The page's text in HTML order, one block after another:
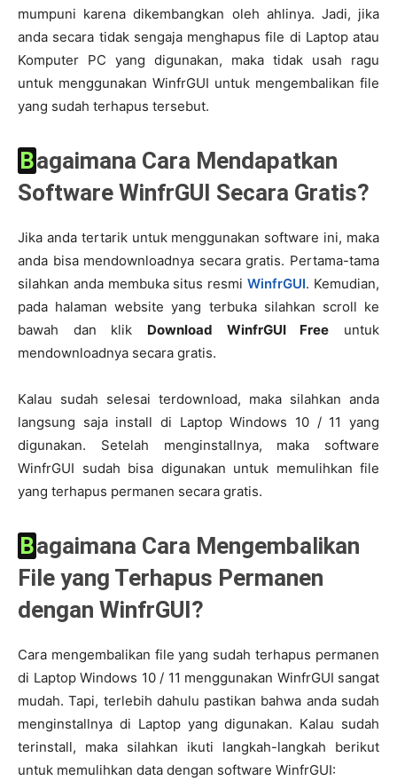
mumpuni karena dikembangkan oleh ahlinya. Jadi, jika
anda secara tidak sengaja menghapus file di Laptop atau
Komputer PC yang digunakan, maka tidak usah ragu
untuk menggunakan WinfrGUI untuk mengembalikan file
yang sudah terhapus tersebut.
Bagaimana Cara Mendapatkan
Software WinfrGUI Secara Gratis?
Jika anda tertarik untuk menggunakan software ini, maka
anda bisa mendownloadnya secara gratis. Pertama-tama
silahkan anda membuka situs resmiWinfrGUI. Kemudian,
pada halaman website yang terbuka silahkan scroll ke
bawah dan klik Download WinfrGUI Free untuk
mendownloadnya secara gratis.
Kalau sudah selesai terdownload, maka silahkan anda
langsung saja install di Laptop Windows 10 / 11 yang
digunakan. Setelah menginstallnya, maka software
WinfrGUI sudah bisa digunakan untuk memulihkan file
yang terhapus permanen secara gratis.
Bagaimana Cara Mengembalikan
File yang Terhapus Permanen
dengan WinfrGUI?
Cara mengembalikan file yang sudah terhapus permanen
di Laptop Windows 10 / 11 menggunakan WinfrGUI sangat
mudah. Tapi, terlebih dahulu pastikan bahwa anda sudah
menginstallnya di Laptop yang digunakan. Kalau sudah
terinstall, maka silahkan ikuti langkah-langkah berikut
untuk memulihkan data dengan software WinfrGUI: